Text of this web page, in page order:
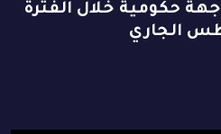
تطوير 119 خدمة في 22 جهة حكومية خلال الفترة